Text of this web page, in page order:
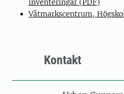
inventeringar (PDF)
Våtmarkscentrum,
Kontakt